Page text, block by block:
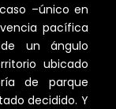
–único en
pacífica
un ángulo
ubicado
de parque
decidido. Y